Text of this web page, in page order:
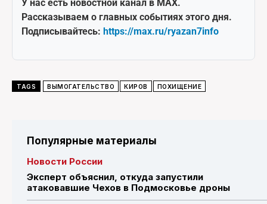
У нас есть новостной канал в MAX.
Рассказываем о главных событиях этого дня.
Подписывайтесь: https://max.ru/ryazan7info
TAGS ВЫМОГАТЕЛЬСТВО КИРОВ ПОХИЩЕНИЕ
Популярные материалы
Новости России
Эксперт объяснил, откуда запустили
атаковавшие Чехов в Подмосковье дроны